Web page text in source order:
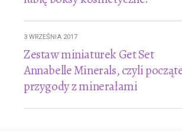
3 WRZEŚNIA 2017
Zestaw miniaturek Get Set
Annabelle Minerals, czyli
przygody z minerałami